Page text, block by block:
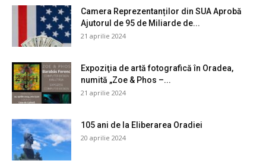
Camera Reprezentanților din SUA Aprobă
Ajutorul de 95 de Miliarde de...
21 aprilie 2024
Expoziţia de artă fotografică în Oradea,
numită „Zoe & Phos –...
21 aprilie 2024
105 ani de la Eliberarea Oradiei
20 aprilie 2024